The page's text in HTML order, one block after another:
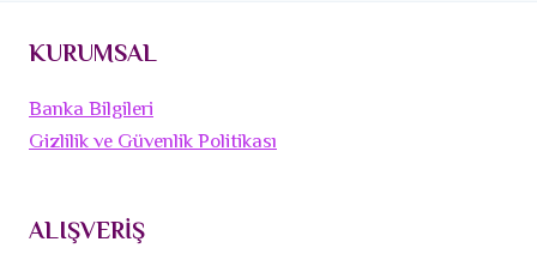
KURUMSAL
Banka Bilgileri
Gizlilik ve Güvenlik Politikası
ALIŞVERİŞ